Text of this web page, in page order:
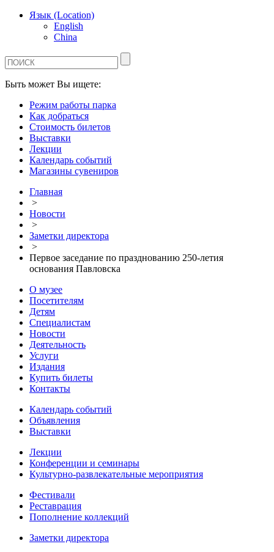
Язык (Location)
English
China
Быть может Вы ищете:
Режим работы парка
Как добраться
Стоимость билетов
Выставки
Лекции
Календарь событий
Магазины сувениров
Главная
>
Новости
>
Заметки директора
>
Первое заседание по празднованию 250-летия
основания Павловска
О музее
Посетителям
Детям
Специалистам
Новости
Деятельность
Услуги
Издания
Купить билеты
Контакты
Календарь событий
Объявления
Выставки
Лекции
Конференции и семинары
Культурно-развлекательные мероприятия
Фестивали
Реставрация
Пополнение коллекций
Заметки директора